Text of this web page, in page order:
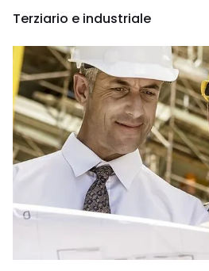
Terziario e industriale